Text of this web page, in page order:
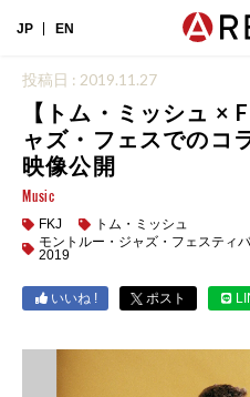
JP EN
投稿日 : 2019.11.27
【トム・ミッシュ ×
ャズ・フェスでのコ
映像公開
Music
FKJ
トム・ミッシュ
モントルー・ジャズ・フェスティ
2019
いいね ! ポスト